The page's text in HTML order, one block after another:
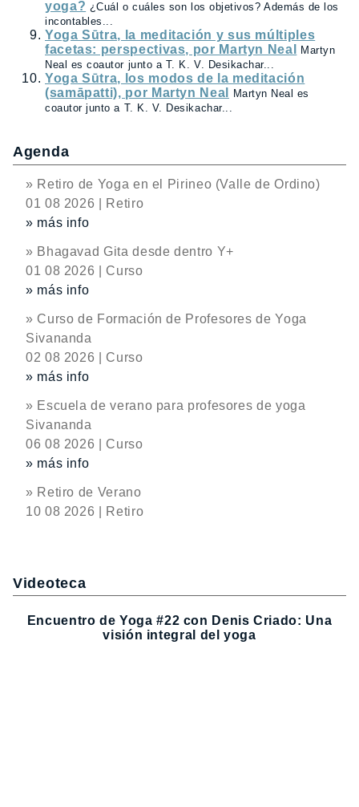
yoga? ¿Cuál o cuáles son los objetivos? Además de los
incontables...
Yoga Sūtra, la meditación y sus múltiples
facetas: perspectivas, por Martyn Neal
Martyn
Neal es coautor junto a T. K. V. Desikachar...
Yoga Sūtra, los modos de la meditación
(samāpatti), por Martyn Neal
Martyn Neal es
coautor junto a T. K. V. Desikachar...
Agenda
» Retiro de Yoga en el Pirineo (Valle de Ordino)
01 08 2026 | Retiro
» más info
» Bhagavad Gita desde dentro Y+
01 08 2026 | Curso
» más info
» Curso de Formación de Profesores de Yoga
Sivananda
02 08 2026 | Curso
» más info
» Escuela de verano para profesores de yoga
Sivananda
06 08 2026 | Curso
» más info
» Retiro de Verano
10 08 2026 | Retiro
Videoteca
Encuentro de Yoga #22 con Denis Criado: Una
visión integral del yoga